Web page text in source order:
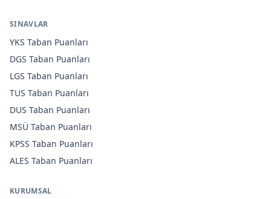
SINAVLAR
YKS Taban Puanları
DGS Taban Puanları
LGS Taban Puanları
TUS Taban Puanları
DUS Taban Puanları
MSÜ Taban Puanları
KPSS Taban Puanları
ALES Taban Puanları
KURUMSAL